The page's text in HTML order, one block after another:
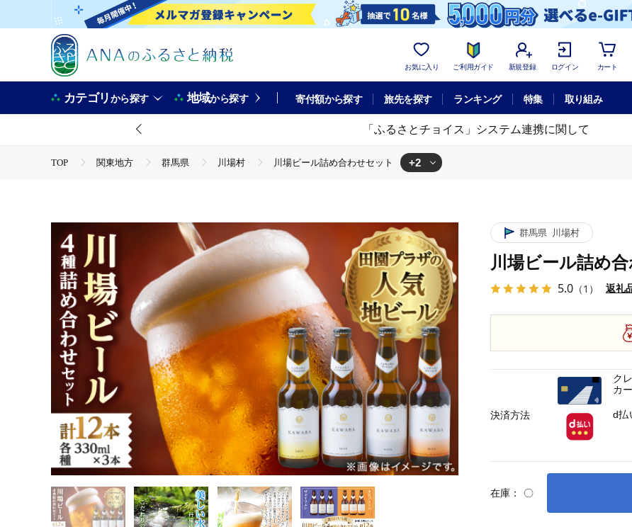
お気に入り ご利用ガイド 新規登録 ログイン カート
カテゴリから探す 地域から探す 寄付額から探す 旅先を探す ランキング 特集 取り組み
「ふるさとチョイス」システム連携に関して
TOP 関東地方 群馬県 川場村 川場ビール詰め合わせセット +2
群馬県 川場村
川場ビール詰め
5.0 （1） 返礼
在庫： 〇
決済方法
ク
カ
d払